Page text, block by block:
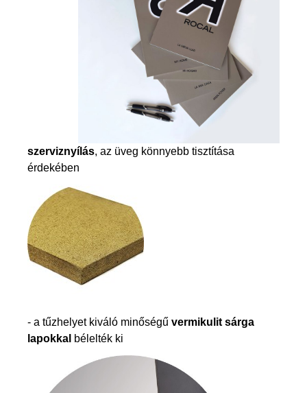
szerviznyílás, az üveg könnyebb tisztítása
érdekében
- a tűzhelyet kiváló minőségű vermikulit sárga
lapokkal bélelték ki